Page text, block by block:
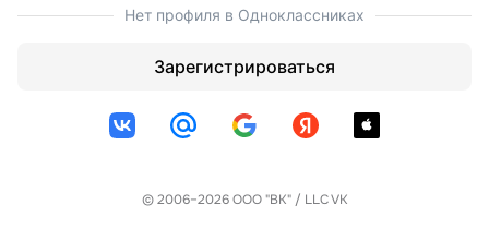
Нет профиля в Одноклассниках
Зарегистрироваться
© 2006–2026 ООО "ВК" / LLC VK